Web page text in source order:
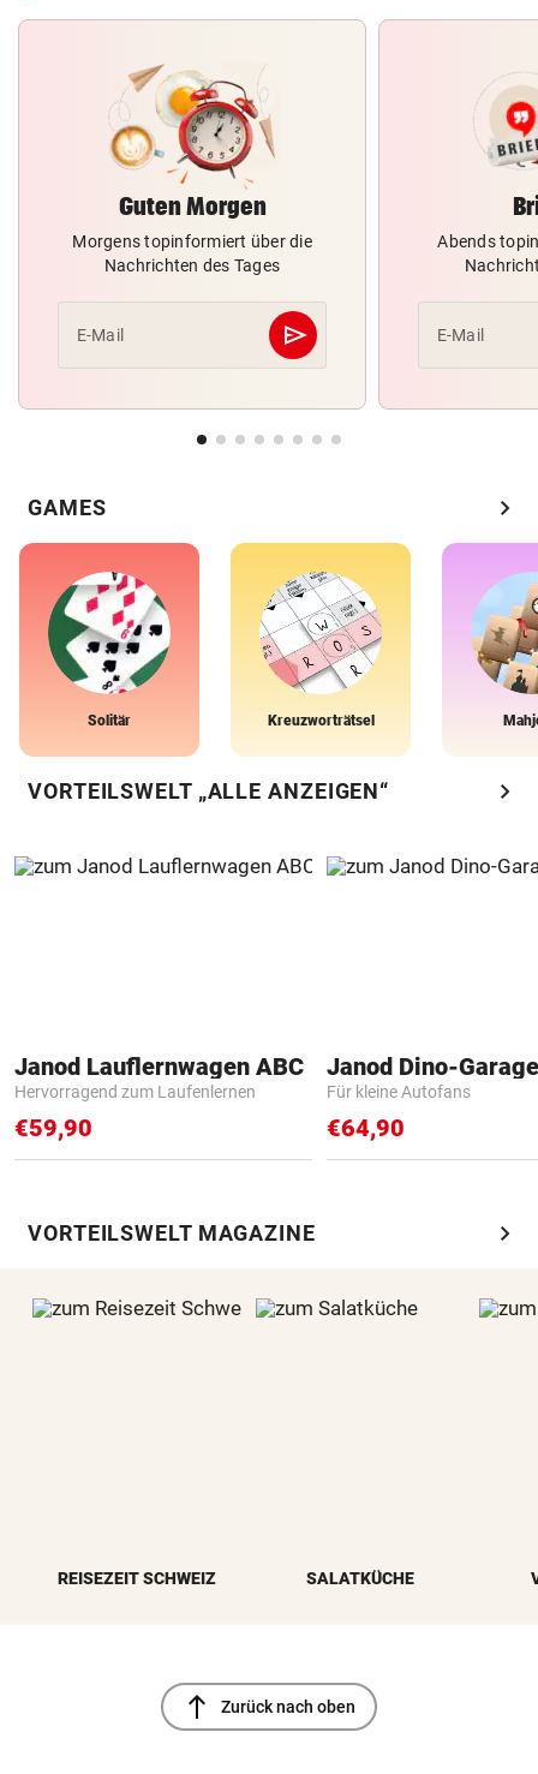
Guten Morgen
Morgens topinformiert über die
Nachrichten des Tages
E-Mail send
Abschicken
Abends
E-Mail
GAMES chevron_right
Solitär Kreuzworträtsel
VORTEILSWELT „ALLE ANZEIGEN“ chevron_right
Janod Lauflernwagen ABC
Hervorragend zum Laufenlernen
€59,90
Janod Dino-Garage
Für kleine Autofans
€64,90
VORTEILSWELT MAGAZINE chevron_right
REISEZEIT SCHWEIZ SALATKÜCHE
north Zurück nach oben